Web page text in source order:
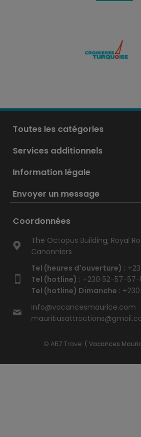
Toutes les catégories
Services additionnels
Information légale
Envoyer un message
Coordonnées
The Octopus Building, Royal
Canonniers
Tel (heures d'ouverture) :
Tel (hotline) : +230 52-57-57-
Tel (hotline) Dimanche :
info@vacancesmaurice.com
© ABZ Travel ( Vacances